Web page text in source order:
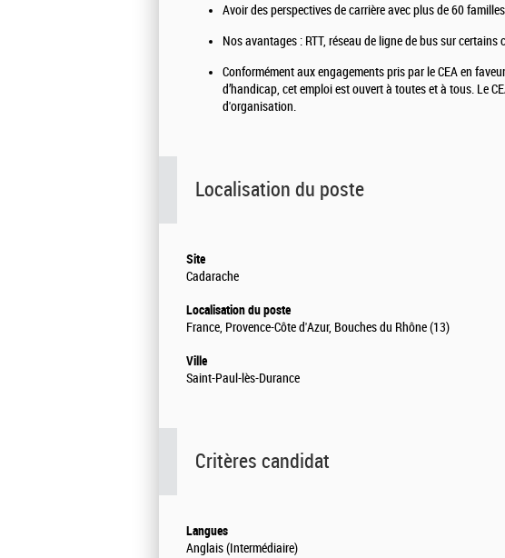
Avoir des perspectives de carrière avec plus de 60
Nos avantages : RTT, réseau de ligne de bus sur
Conformément aux engagements pris par le CEA en
d’handicap, cet emploi est ouvert à toutes et à tous. Le
d'organisation.
Localisation du poste
Site
Cadarache
Localisation du poste
France, Provence-Côte d'Azur, Bouches du Rhône (13)
Ville
Saint-Paul-lès-Durance
Critères candidat
Langues
Anglais (Intermédiaire)